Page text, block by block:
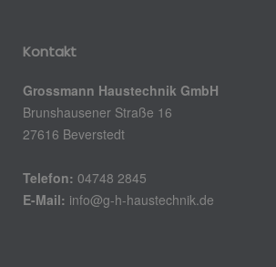
Kontakt
Grossmann Haustechnik GmbH
Brunshausener Straße 16
27616 Beverstedt
Telefon: 04748 2845
E-Mail: info@g-h-haustechnik.de